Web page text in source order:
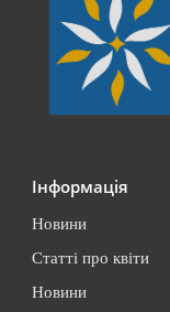
Інформація
Новини
Статті про квіти
Новини